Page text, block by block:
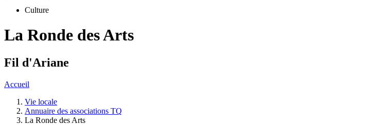
Culture
La Ronde des Arts
Fil d'Ariane
Accueil
Vie locale
Annuaire des associations TQ
La Ronde des Arts